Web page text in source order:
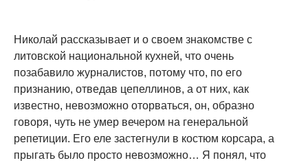
Николай рассказывает и о своем знакомстве с
литовской национальной кухней, что очень
позабавило журналистов, потому что, по его
признанию, отведав цепеллинов, а от них, как
известно, невозможно оторваться, он, образно
говоря, чуть не умер вечером на генеральной
репетиции. Его еле застегнули в костюм корсара, а
прыгать было просто невозможно… Я понял, что